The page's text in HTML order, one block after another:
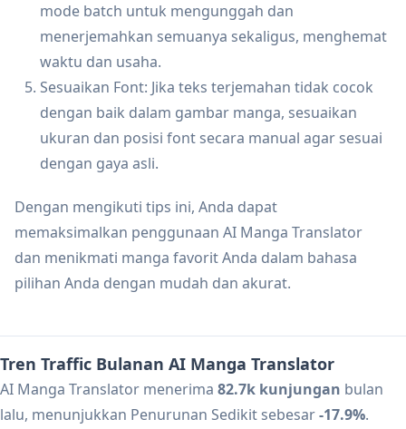
mode batch untuk mengunggah dan
menerjemahkan semuanya sekaligus, menghemat
waktu dan usaha.
Sesuaikan Font: Jika teks terjemahan tidak cocok
dengan baik dalam gambar manga, sesuaikan
ukuran dan posisi font secara manual agar sesuai
dengan gaya asli.
Dengan mengikuti tips ini, Anda dapat
memaksimalkan penggunaan AI Manga Translator
dan menikmati manga favorit Anda dalam bahasa
pilihan Anda dengan mudah dan akurat.
Tren Traffic Bulanan AI Manga Translator
AI Manga Translator menerima 82.7k kunjungan bulan
lalu, menunjukkan Penurunan Sedikit sebesar-17.9%.